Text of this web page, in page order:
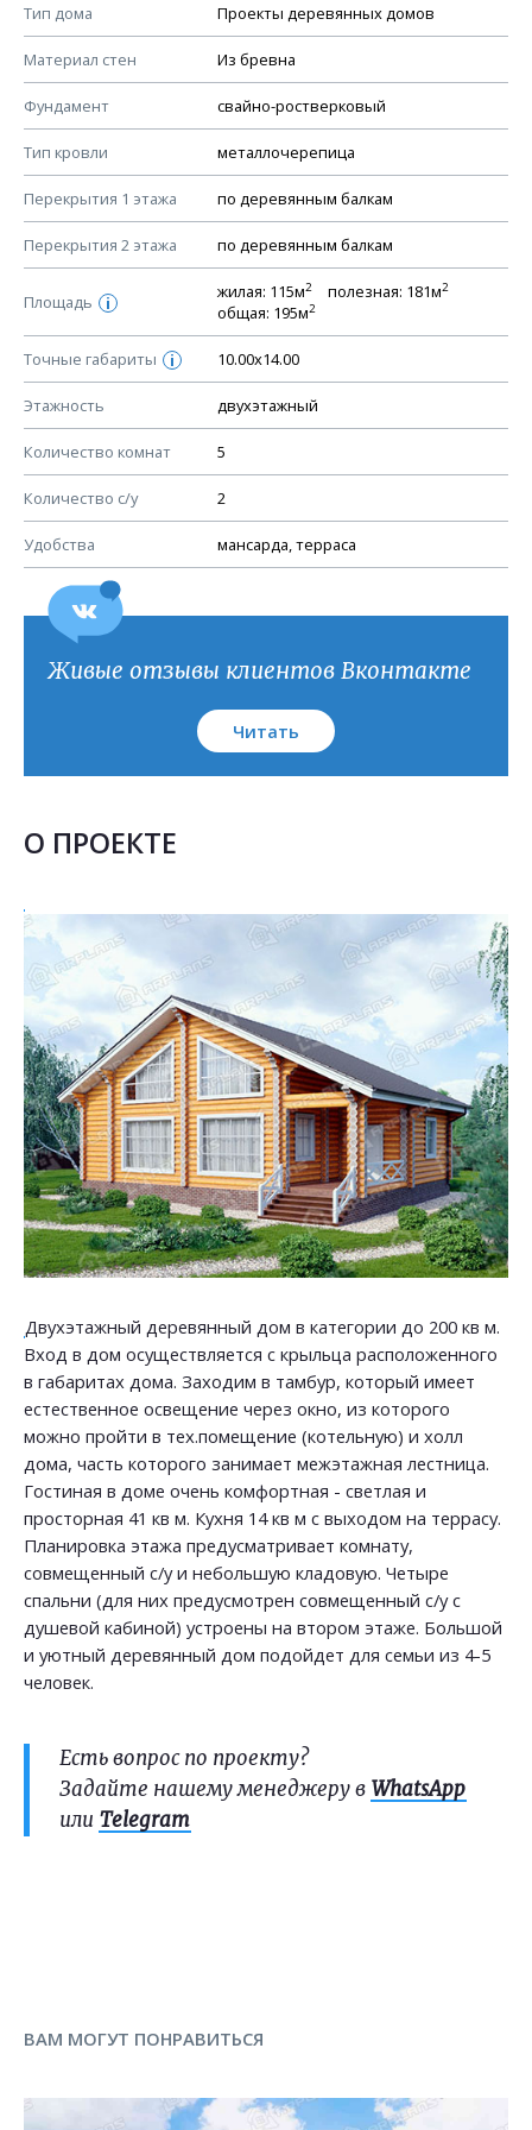
Тип дома Проекты деревянных домов
Материал стен Из бревна
Фундамент свайно-ростверковый
Тип кровли металлочерепица
Перекрытия 1 этажа по деревянным балкам
Перекрытия 2 этажа по деревянным балкам
Площадь i
жилая: 115м2 полезная: 181м2
общая: 195м2
Точные габариты i 10.00х14.00
Этажность двухэтажный
Количество комнат 5
Количество с/у 2
Удобства мансарда, терраса
Смотрите советы по выбору материала в нашем
КОНСТРУКТИВНЫЕ РЕШЕНИЯ (КР)
Ведомость рабочих чертежей основного комплекта КР
План фундамента
Устройство фундамента, спецификация материалов
Планы перекрытий этажей, спецификация элементов
Устройство перекрытий
Устройство стен
Спецификация материалов стен
Схема расположения лаг чердака (если есть)
Схема расположения элементов стропил
Спецификация элементов стропил
Устройство стропильной системы
Узлы устройства кровли
План кровли
Живые отзывы клиентов Вконтакте
Читать
О ПРОЕКТЕ
Двухэтажный деревянный дом в категории до 200 кв м.
Вход в дом осуществляется с крыльца расположенного
в габаритах дома. Заходим в тамбур, который имеет
естественное освещение через окно, из которого
можно пройти в тех.помещение (котельную) и холл
дома, часть которого занимает межэтажная лестница.
Гостиная в доме очень комфортная - светлая и
просторная 41 кв м. Кухня 14 кв м с выходом на террасу.
Планировка этажа предусматривает комнату,
совмещенный с/у и небольшую кладовую. Четыре
спальни (для них предусмотрен совмещенный с/у с
душевой кабиной) устроены на втором этаже. Большой
и уютный деревянный дом подойдет для семьи из 4-5
человек.
Есть вопрос по проекту?
Задайте нашему менеджеру в WhatsApp
или Telegram
ВАМ МОГУТ ПОНРАВИТЬСЯ